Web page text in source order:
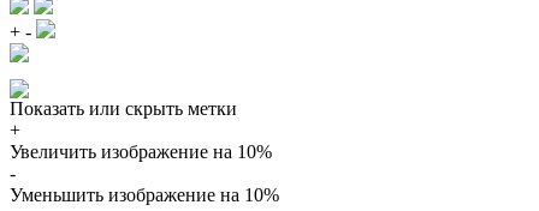
+ -
Показать или скрыть метки
+
Увеличить изображение на 10%
-
Уменьшить изображение на 10%